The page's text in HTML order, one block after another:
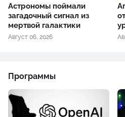
Астрономы поймали
загадочный сигнал из
мертвой галактики
Август 06, 2026
Программы